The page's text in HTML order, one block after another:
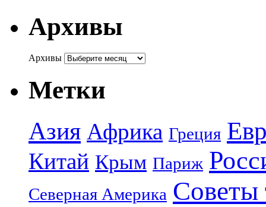
Архивы
Архивы
Метки
Азия Африка Греция
Китай Крым Париж
Северная Америка Советы